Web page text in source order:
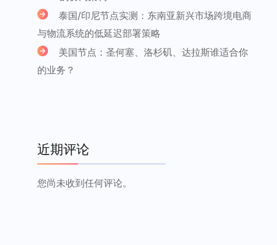
泰国/印尼节点实测：东南亚新兴市场跨境电商
与物流系统的低延迟部署策略
美国节点：圣何塞、洛杉矶、达拉斯谁适合你
的业务？
近期评论
您尚未收到任何评论。